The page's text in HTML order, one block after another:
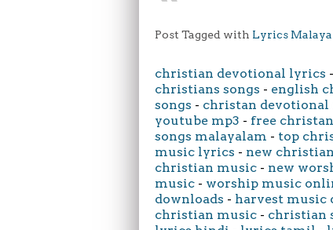
Post Tagged with Lyrics
christian devotional lyrics -
christians songs - english
songs - christan devotional
youtube mp3 - free
songs malayalam - top
music lyrics - new
christian music - new
music - worship music
downloads - harvest music
christian music - christian